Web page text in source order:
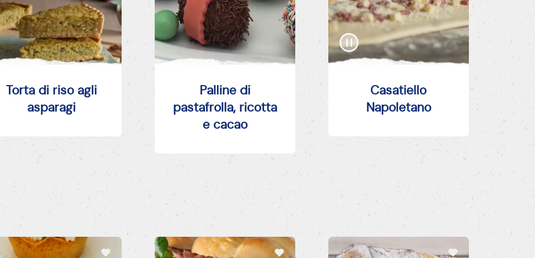
Torta di riso agli
asparagi
Palline di
pastafrolla, ricotta
e cacao
Casatiello
Napoletano